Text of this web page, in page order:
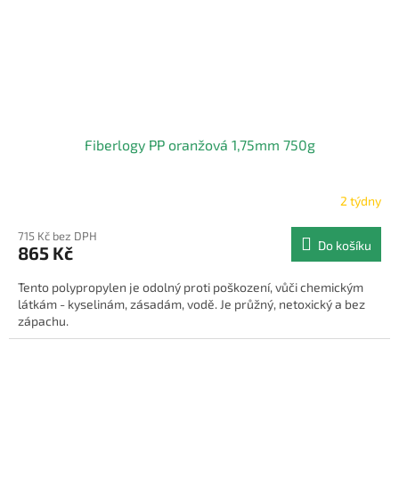
Fiberlogy PP oranžová 1,75mm 750g
2 týdny
715 Kč bez DPH
865 Kč Do košíku
Tento polypropylen je odolný proti poškození, vůči chemickým
látkám - kyselinám, zásadám, vodě. Je průžný, netoxický a bez
zápachu.